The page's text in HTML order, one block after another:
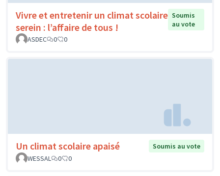
Vivre et entretenir un climat scolaire
serein : l’affaire de tous !
Soumis
au vote
ASDEC
0 0
Un climat scolaire apaisé
Soumis au vote
WESSAL
0 0